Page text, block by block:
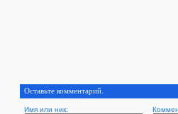
Оставьте комментарий.
Имя или ник: